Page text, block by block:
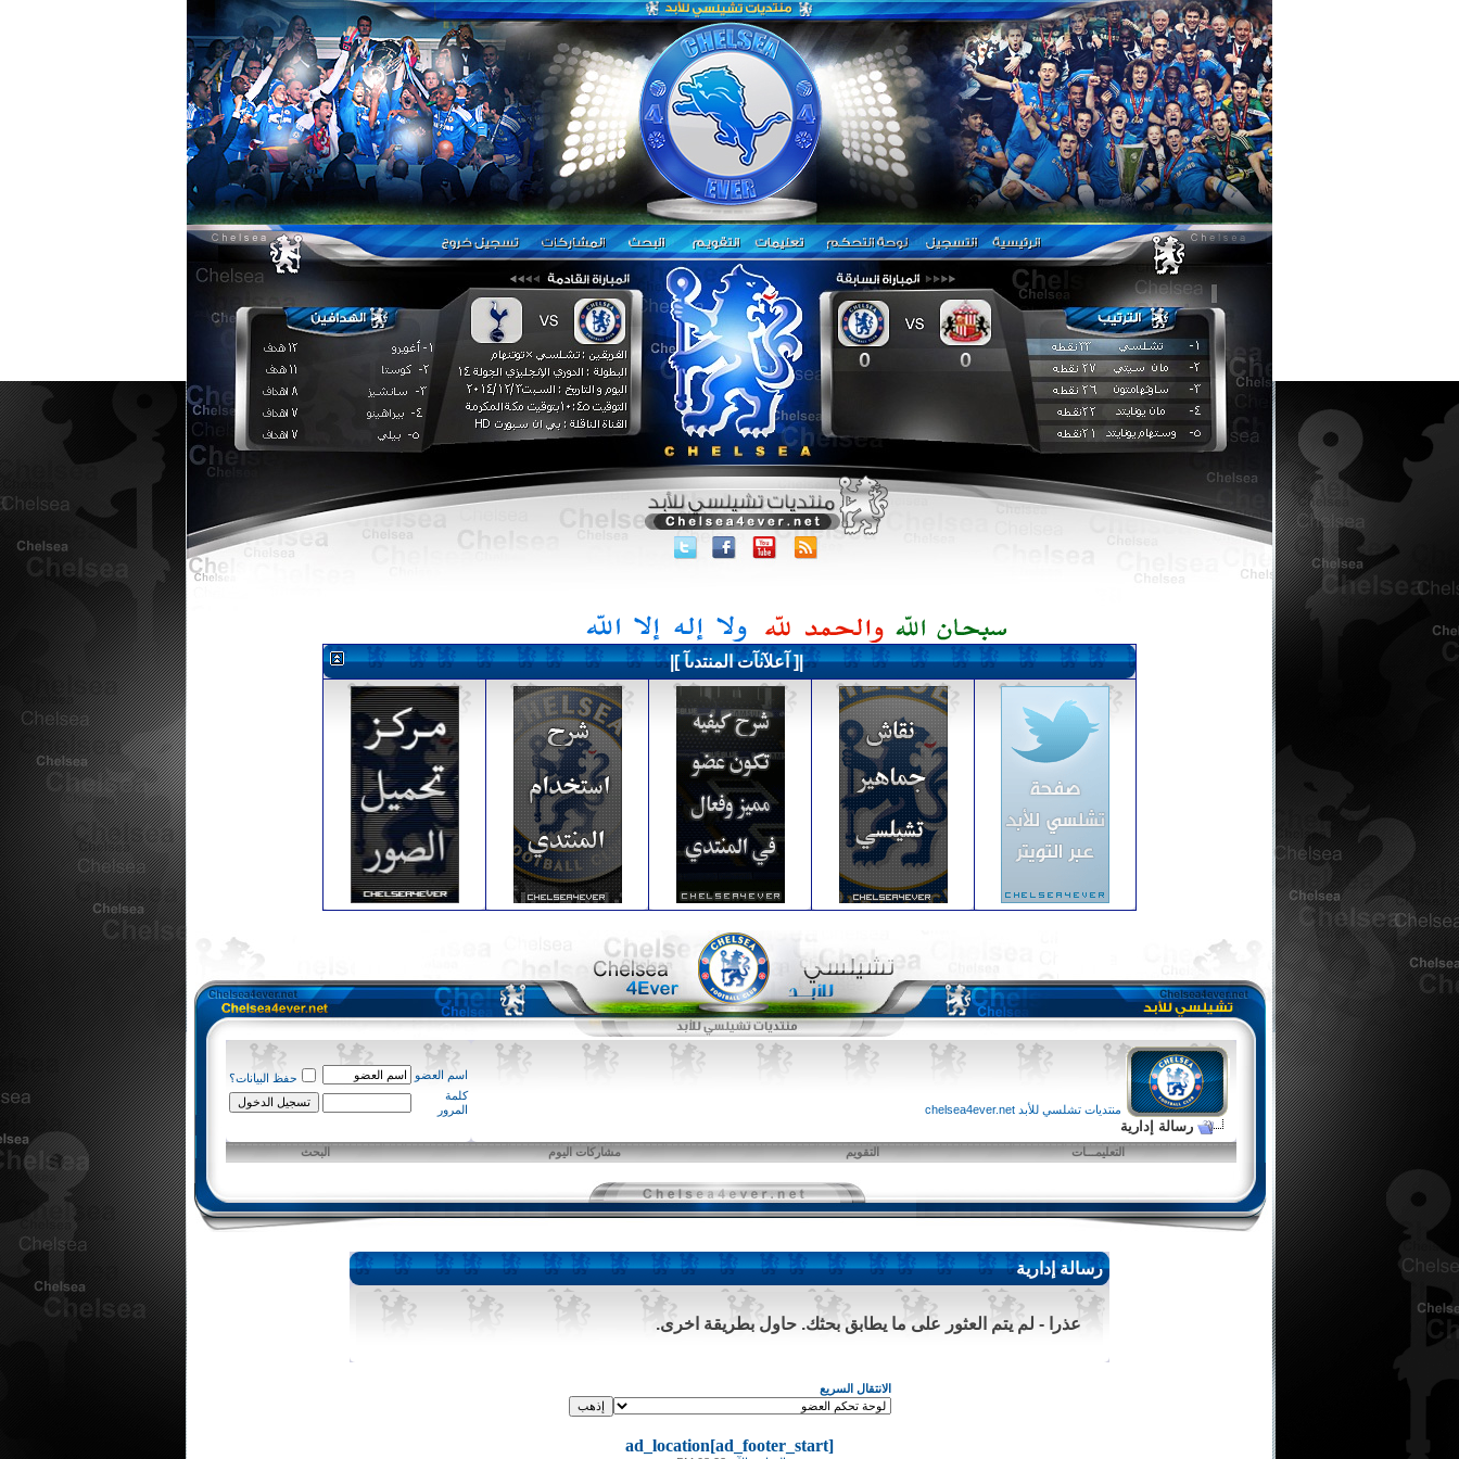
|[ آعلآنآت المنتدىآ ]|
منتديات تشلسي للأبد chelsea4ever.net
رسالة إدارية
اسم العضو
حفظ البيانات؟
كلمة
المرور
التعليمـــات التقويم مشاركات اليوم البحث
رسالة إدارية
عذرا - لم يتم العثور على ما يطابق بحثك. حاول بطريقة اخرى.
الانتقال السريع
ad_location[ad_footer_start]